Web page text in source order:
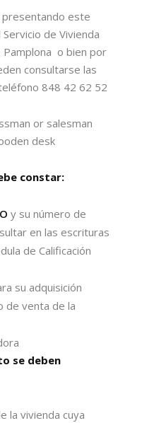
presentando este
de Vivienda
Pamplona o bien por
consultarse las
848 42 62 52
constar:
y su número de
en las escrituras
de Calificación
su adquisición
de venta de la
se deben
la vivienda cuya